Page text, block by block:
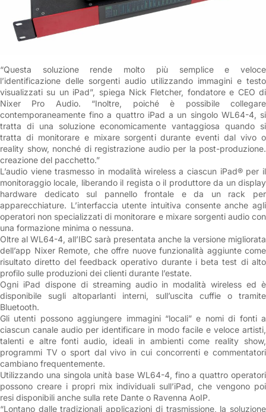
“Questa soluzione rende molto più semplice e veloce
l’identificazione delle sorgenti audio utilizzando immagini e testo
visualizzati su un iPad”, spiega Nick Fletcher, fondatore e CEO di
Nixer Pro Audio. “Inoltre, poiché è possibile collegare
contemporaneamente fino a quattro iPad a un singolo WL64-4, si
tratta di una soluzione economicamente vantaggiosa quando si
tratta di monitorare e mixare sorgenti durante eventi dal vivo o
reality show, nonché di registrazione audio per la post-produzione.
creazione del pacchetto.”
L’audio viene trasmesso in modalità wireless a ciascun iPad® per il
monitoraggio locale, liberando il regista o il produttore da un display
hardware dedicato sul pannello frontale e da un rack per
apparecchiature. L’interfaccia utente intuitiva consente anche agli
operatori non specializzati di monitorare e mixare sorgenti audio con
una formazione minima o nessuna.
Oltre al WL64-4, all’IBC sarà presentata anche la versione migliorata
dell’app Nixer Remote, che offre nuove funzionalità aggiunte come
risultato diretto del feedback operativo durante i beta test di alto
profilo sulle produzioni dei clienti durante l’estate.
Ogni iPad dispone di streaming audio in modalità wireless ed è
disponibile sugli altoparlanti interni, sull’uscita cuffie o tramite
Bluetooth.
Gli utenti possono aggiungere immagini “locali” e nomi di fonti a
ciascun canale audio per identificare in modo facile e veloce artisti,
talenti e altre fonti audio, ideali in ambienti come reality show,
programmi TV o sport dal vivo in cui concorrenti e commentatori
cambiano frequentemente.
Utilizzando una singola unità base WL64-4, fino a quattro operatori
possono creare i propri mix individuali sull’iPad, che vengono poi
resi disponibili anche sulla rete Dante o Ravenna AoIP.
“Lontano dalle tradizionali applicazioni di trasmissione, la soluzione